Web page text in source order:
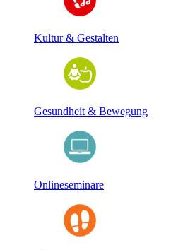
Kultur & Gestalten
Gesundheit & Bewegung
Onlineseminare